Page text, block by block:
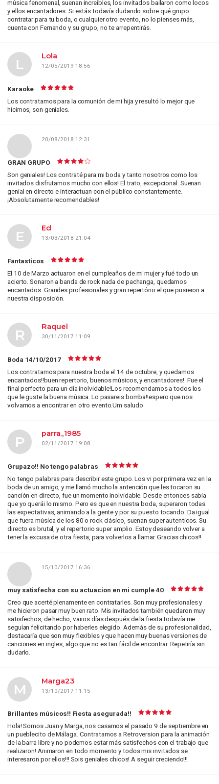
música fenomenal, suenan increíbles, los invitados bailaron como locos
y ellos encantadores. Si estás todavía dudando sobre qué grupo
contratar para tu boda, o cualquier otro evento, no lo pienses más,
cuenta con Fernando y su grupo, no te arrepentirás.
Lola
12/05/2019 18:56
L
Karaoke
Los contratamos para la comunión de mi hija y resultó lo mejor que
hicimos, son geniales.
20/08/2018 12:31
GRAN GRUPO
Son geniales! Los contraté para mi boda y tanto nosotros como los
invitados disfrutamos mucho con ellos! El trato, excepcional. Suenan
genial en directo e interactuan con el público constantemente.
¡Absolutamente recomendables!
Ed
13/03/2018 21:04
E
Fantasticos
El 10 de Marzo actuaron en el cumpleaños de mi mujer y fué todo un
acierto. Sonaron a banda de rock nada de pachanga, quedamos
encantados. Grandes profesionales y gran repertório el que pusieron a
nuestra disposición.
Raquel
30/11/2017 11:09
R
Boda 14/10/2017
Los contratamos para nuestra boda el 14 de octubre, y quedamos
encantados!!buen repertorio, buenos músicos, y encantadores!. Fue el
final perfecto para un día inolvidable!Los recomendamos a todos los
que le guste la buena música. Lo pasareis bomba!!espero que nos
volvamos a encontrar en otro evento.Um saludo
parra_1985
02/11/2017 19:08
P
Grupazo!! No tengo palabras
No tengo palabras para describir este grupo. Los vi por primera vez en la
boda de un amigo, y me llamó mucho la antención que les tocaron su
canción en directo, fue un momento inolvidable. Desde entonces sabía
que yo querái lo mismo. Pero es que en nuestra boda, superaron todas
las expectativas, animando a la gente y por su puesto tocando. Da igual
que fuera música de los 80 o rock clásico, suenan super autenticos. Su
directo es brutal, y el repertorio super amplio. Estoy deseando volver a
tener la excusa de otra fiesta, para volverlos a llamar. Gracias chicos!!
15/10/2017 16:36
muy satisfecha con su actuacion en mi cumple 40
Creo que acerté plenamente en contratarles. Son muy profesionales y
me hicieron pasar muy buen rato. Mis invitados también quedaron muy
satisfechos, de hecho, varios días después de la fiesta todavía me
seguían felicitando por haberles elegido. Además de su profesionalidad,
destacaría que son muy flexibles y que hacen muy buenas versiones de
canciones en ingles, algo que no es tan fácil de encontrar. Repetiría sin
dudarlo.
Marga23
13/10/2017 11:15
M
Brillantes músicos!! Fiesta asegurada!!
Hola! Somos Juan y Marga, nos casamos el pasado 9 de septiembre en
un pueblecito de Málaga. Contratamos a Retroversion para la animación
de la barra libre y no podemos estar más satisfechos con el trabajo que
realizaron! Animaron en todo momento y todos mis invitados se
interesaron por ellos!!! Sois geniales chicos! A seguir creciendo!!!